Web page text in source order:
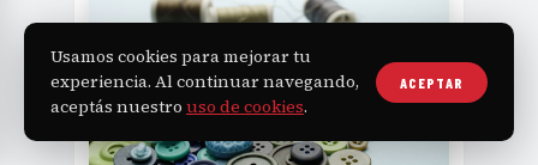
Usamos cookies para mejorar tu
experiencia. Al continuar navegando,
aceptás nuestro uso de cookies.
ACEPTAR